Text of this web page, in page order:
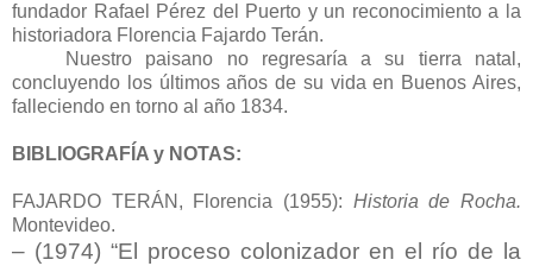
fundador Rafael Pérez del Puerto y un reconocimiento a la
historiadora Florencia Fajardo Terán.
Nuestro paisano no regresaría a su tierra natal,
concluyendo los últimos años de su vida en Buenos Aires,
falleciendo en torno al año 1834.
BIBLIOGRAFÍA y NOTAS:
FAJARDO TERÁN, Florencia (1955): Historia de Rocha.
Montevideo.
– (1974) “El proceso colonizador en el río de la